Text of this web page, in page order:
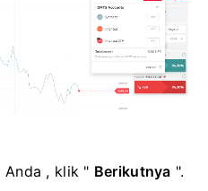
Anda , klik " Berikutnya ".